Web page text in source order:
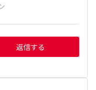
返信する